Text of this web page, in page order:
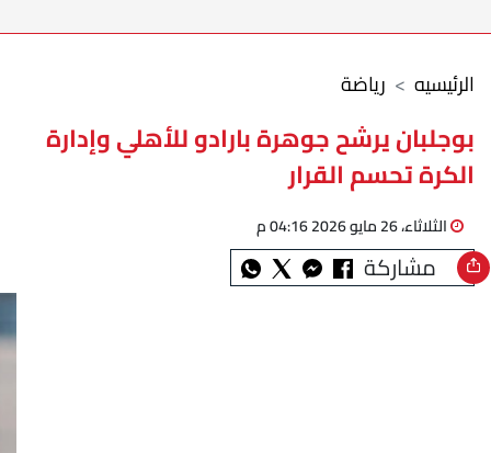
رياضة الرئيسيه
بوجلبان يرشح جوهرة بارادو للأهلي وإدارة
الكرة تحسم القرار
الثلاثاء، 26 مايو 2026 04:16 م
مشاركة